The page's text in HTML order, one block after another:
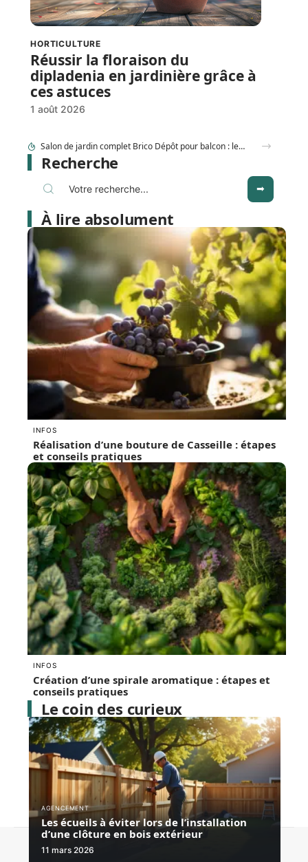
HORTICULTURE
Réussir la floraison du
dipladenia en jardinière grâce à
ces astuces
1 août 2026
Recherche
À lire absolument
INFOS
Réalisation d’une bouture de Casseille : étapes
et conseils pratiques
INFOS
Création d’une spirale aromatique : étapes et
conseils pratiques
Le coin des curieux
AGENCEMENT
Les écueils à éviter lors de l’installation
d’une clôture en bois extérieur
11 mars 2026
Contact